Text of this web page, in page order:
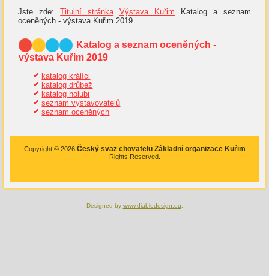
Jste zde:Titulní stránka Výstava Kuřim
Katalog a seznam
oceněných - výstava Kuřim 2019
Katalog a seznam oceněných -
výstava Kuřim 2019
katalog králíci
katalog drůbež
katalog holubi
seznam vystavovatelů
seznam oceněných
Copyright © 2026 Český svaz chovatelů Základní organizace Kuřim
Rights Reserved.
Designed by www.diablodesign.eu